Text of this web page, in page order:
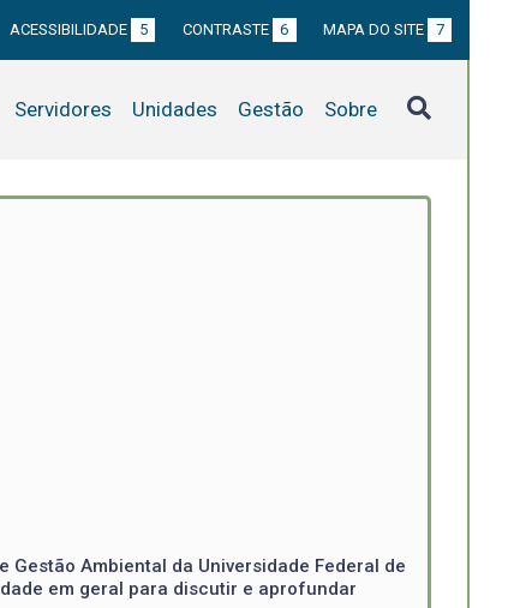
ACESSIBILIDADE 5 CONTRASTE 6 MAPA DO SITE 7
Servidores Unidades Gestão Sobre
Ambiental da Universidade Federal de
em geral para discutir e aprofundar